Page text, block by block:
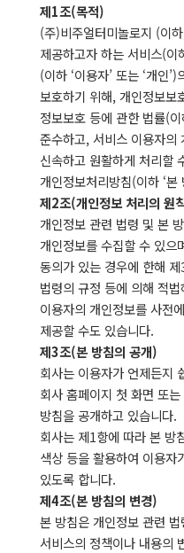
제1조(목적)
(주)비주얼터미놀로지 (이
제공하고자 하는 서비스(이
(이하 ‘이용자’ 또는 ‘개인
보호하기 위해, 개인정보보
정보보호 등에 관한 법률(
준수하고, 서비스 이용자의
신속하고 원활하게 처리할
개인정보처리방침(이하 ‘본
제2조(개인정보 처리의 원
개인정보 관련 법령 및 본
개인정보를 수집할 수 있으
동의가 있는 경우에 한해
법령의 규정 등에 의해 적
이용자의 개인정보를 사전
제공할 수도 있습니다.
제3조(본 방침의 공개)
회사는 이용자가 언제든지
회사 홈페이지 첫 화면 또
방침을 공개하고 있습니다.
회사는 제1항에 따라 본 방
색상 등을 활용하여 이용자
있도록 합니다.
제4조(본 방침의 변경)
본 방침은 개인정보 관련
서비스의 정책이나 내용의